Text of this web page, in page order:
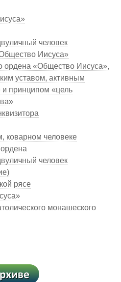
человек
Иисуса»
ордена «Общество Иисуса»,
уставом, активным
и принципом «цель
коварном человеке
человек
рясе
монашеского